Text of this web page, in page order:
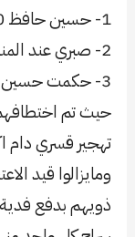
1- حسين حافظ 70 عاماً .
2- صبري عند المنان أمين 60 عاماً .
3- حكمت حسين قنبر 65 عاماً.
حيث تم
ومايزالوا قيد